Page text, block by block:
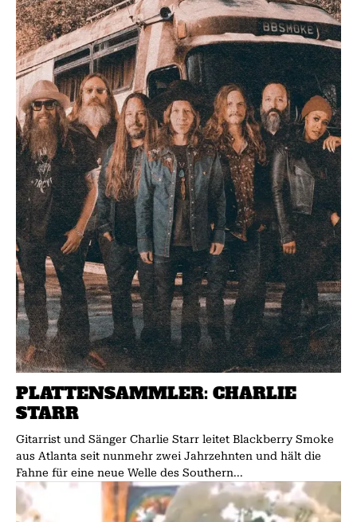
PLATTENSAMMLER: CHARLIE
STARR
Gitarrist und Sänger Charlie Starr leitet Blackberry Smoke
aus Atlanta seit nunmehr zwei Jahrzehnten und hält die
Fahne für eine neue Welle des Southern...